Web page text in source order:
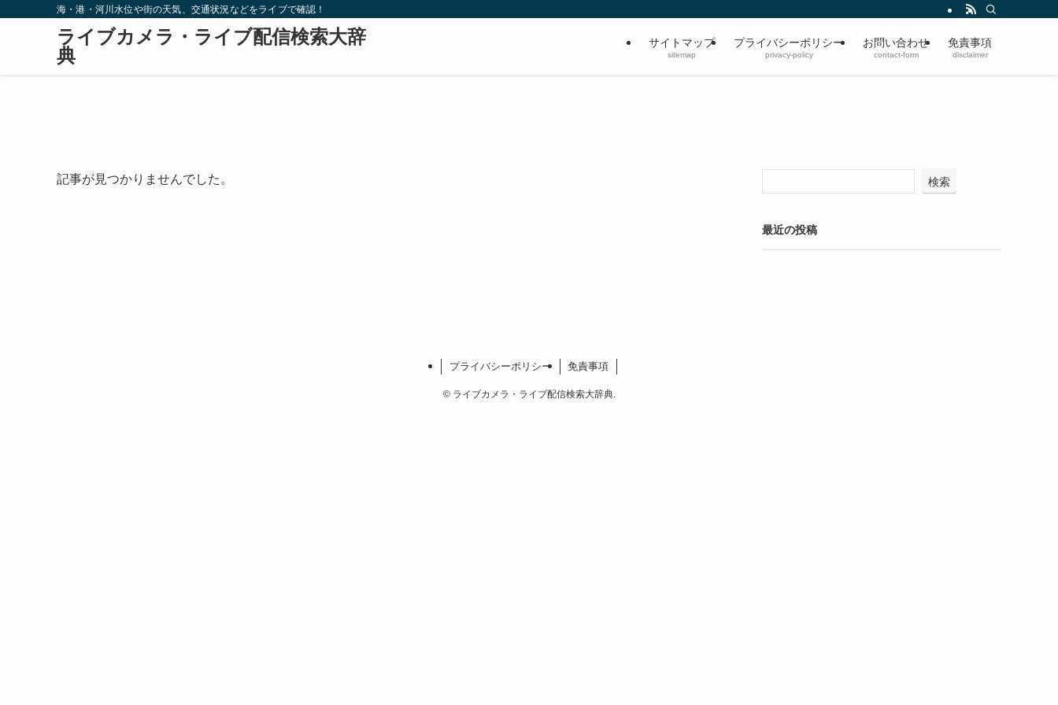
海・港・河川水位や街の天気、交通状況などをライブで確認！
ライブカメラ・ライブ配信検索大辞
典
サイトマップ
sitemap
プライバシーポリシー
privacy-policy
お問い合わせ
contact-form
免責事項
disclaimer
記事が見つかりませんでした。 検索
最近の投稿
プライバシーポリシー 免責事項
©ライブカメラ・ライブ配信検索大辞典.